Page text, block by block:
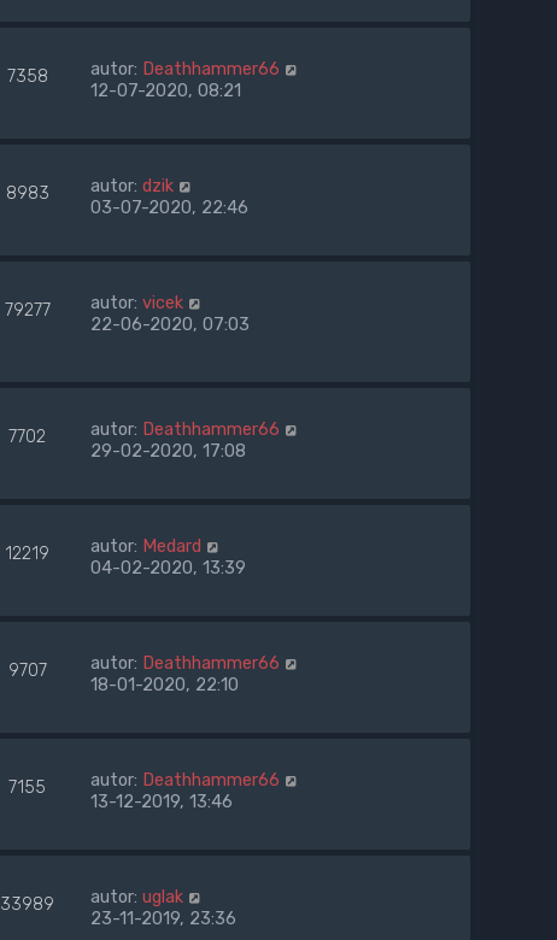
7358 autor: Deathhammer66
12-07-2020, 08:21
8983 autor: dzik
03-07-2020, 22:46
79277 autor: vicek
22-06-2020, 07:03
7702 autor: Deathhammer66
29-02-2020, 17:08
12219 autor: Medard
04-02-2020, 13:39
9707 autor: Deathhammer66
18-01-2020, 22:10
7155 autor: Deathhammer66
13-12-2019, 13:46
33989 autor: uglak
23-11-2019, 23:36